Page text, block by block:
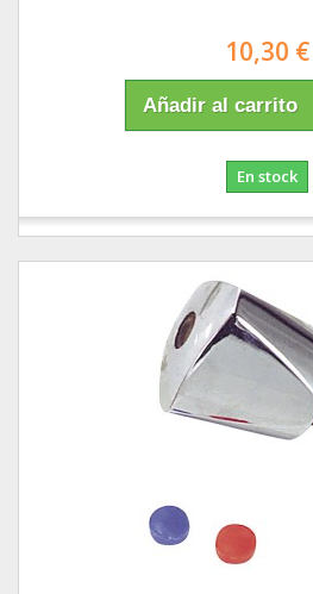
10,30 €
Añadir al carrito
En stock